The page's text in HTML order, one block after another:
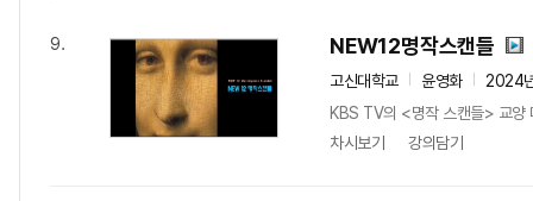
9. NEW12명작스캔들
고신대학교 윤영화
2024
KBS TV의 <명작 스캔들> 교양
차시보기
강의담기